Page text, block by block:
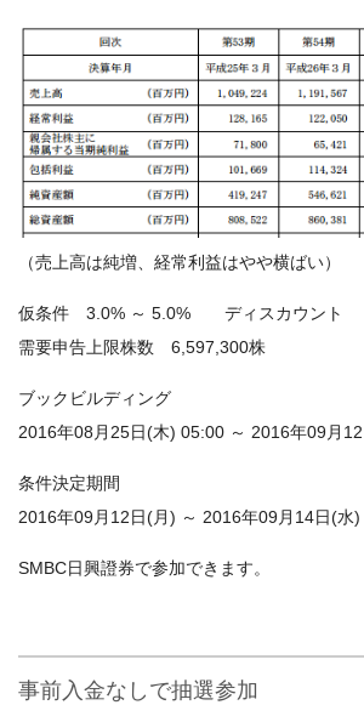
（売上高は純増、経常利益はやや横ばい）
仮条件 3.0% ～ 5.0% ディスカウント
需要申告上限株数 6,597,300株
ブックビルディング
2016年08月25日(木) 05:00 ～ 2016年09月
条件決定期間
2016年09月12日(月) ～ 2016年09月14日(水)
SMBC日興證券で参加できます。
事前入金なしで抽選参加